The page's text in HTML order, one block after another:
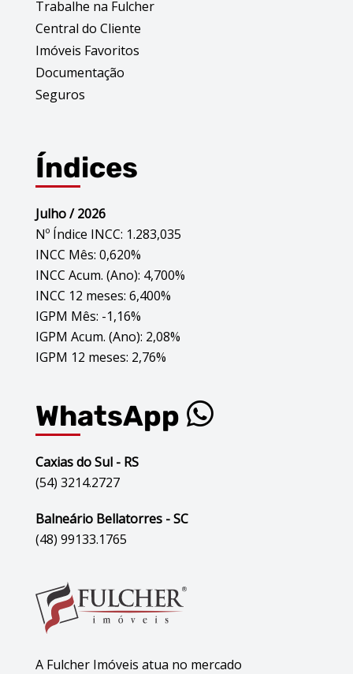
Trabalhe na Fulcher
Central do Cliente
Imóveis Favoritos
Documentação
Seguros
Índices
Julho / 2026
Nº Índice INCC: 1.283,035
INCC Mês: 0,620%
INCC Acum. (Ano): 4,700%
INCC 12 meses: 6,400%
IGPM Mês: -1,16%
IGPM Acum. (Ano): 2,08%
IGPM 12 meses: 2,76%
WhatsApp
Caxias do Sul - RS
(54) 3214.2727
Balneário Bellatorres - SC
(48) 99133.1765
A Fulcher Imóveis atua no mercado